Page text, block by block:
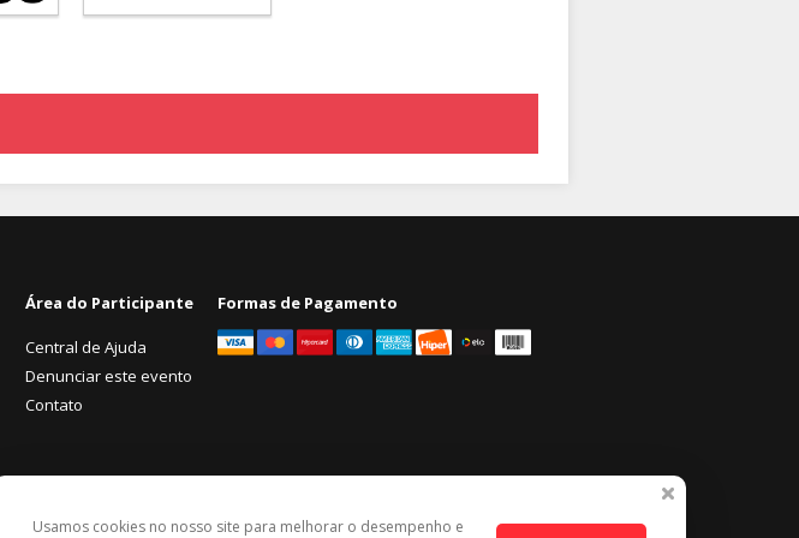
Área do Participante
Central de Ajuda
Denunciar este evento
Contato
Formas de Pagamento
Usamos cookies no nosso site para melhorar o desempenho e